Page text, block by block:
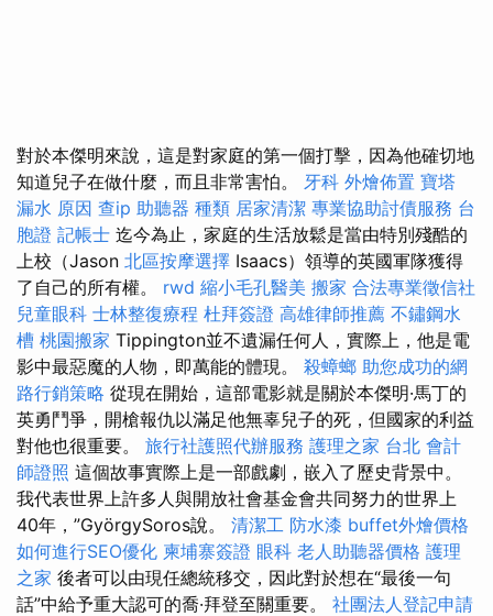
對於本傑明來說，這是對家庭的第一個打擊，因為他確切地
知道兒子在做什麼，而且非常害怕。 牙科 外燴佈置 寶塔
漏水 原因 查ip 助聽器 種類 居家清潔 專業協助討債服務 台
胞證 記帳士 迄今為止，家庭的生活放鬆是當由特別殘酷的
上校（Jason 北區按摩選擇 Isaacs）領導的英國軍隊獲得
了自己的所有權。 rwd 縮小毛孔醫美 搬家 合法專業徵信社
兒童眼科 士林整復療程 杜拜簽證 高雄律師推薦 不鏽鋼水
槽 桃園搬家 Tippington並不遺漏任何人，實際上，他是電
影中最惡魔的人物，即萬能的體現。 殺蟑螂 助您成功的網
路行銷策略 從現在開始，這部電影就是關於本傑明·馬丁的
英勇鬥爭，開槍報仇以滿足他無辜兒子的死，但國家的利益
對他也很重要。 旅行社護照代辦服務 護理之家 台北 會計
師證照 這個故事實際上是一部戲劇，嵌入了歷史背景中。
我代表世界上許多人與開放社會基金會共同努力的世界上
40年，”GyörgySoros說。 清潔工 防水漆 buffet外燴價格
如何進行SEO優化 柬埔寨簽證 眼科 老人助聽器價格 護理
之家 後者可以由現任總統移交，因此對於想在“最後一句
話”中給予重大認可的喬·拜登至關重要。 社團法人登記申請